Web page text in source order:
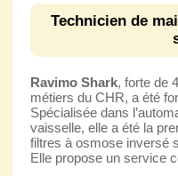
Technicien de
Ravimo Shark, forte de
métiers du CHR, a été
Spécialisée dans
vaisselle, elle a été la
filtres à osmose inversé
Elle propose un service